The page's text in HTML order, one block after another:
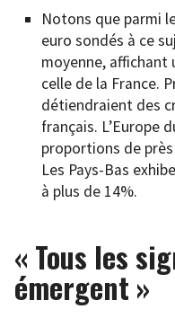
Notons que parmi
euro sondés à ce
moyenne, affichant
celle de la France.
détiendraient des
français. L’Europe
proportions de
Les Pays-Bas
à plus de 14%.
« Tous les
émergent »